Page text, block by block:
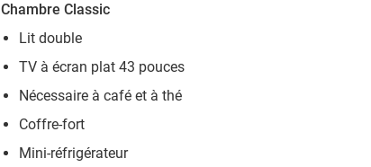
Chambre Classic
Lit double
TV à écran plat 43 pouces
Nécessaire à café et à thé
Coffre-fort
Mini-réfrigérateur